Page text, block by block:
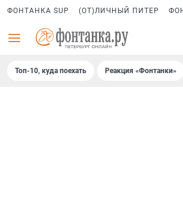
ФОНТАНКА SUP (ОТ)ЛИЧНЫЙ ПИТЕР
Топ-10, куда поехать Реакция «Фонтанки»